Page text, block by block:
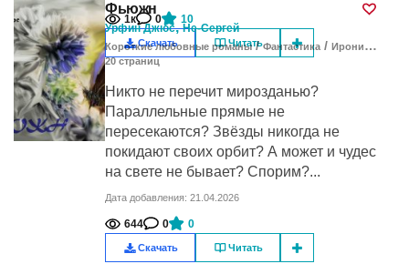
1к 0 10
Скачать Читать
Фьюжн
Урфин Джюс,Не-Сергей
Короткие любовные романы/Фантастика / Ироническая фантастика
20cтраниц
Никто не перечит мирозданью?
Параллельные прямые не
пересекаются? Звёзды никогда не
покидают своих орбит? А может и чудес
на свете не бывает? Спорим?...
Дата добавления: 21.04.2026
644 0 0
Скачать Читать